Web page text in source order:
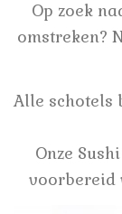
Op zoek
omstreken?
Alle schotels
Onze
voorbereid